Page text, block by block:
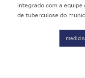
integrado com a equipe
de tuberculose do